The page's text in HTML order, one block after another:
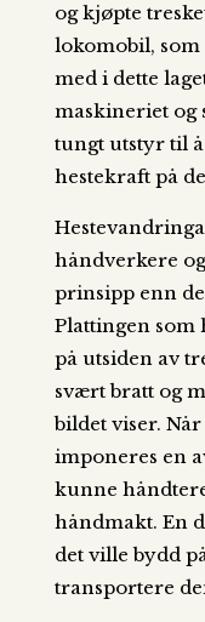
og kjøpte
lokomobil,
med i dette
maskineriet og
tungt utstyr til
hestekraft på
håndverkere
prinsipp enn
Plattingen som
på utsiden av
svært bratt og
bildet viser.
imponeres en
kunne
håndmakt. En
det ville bydd
transportere